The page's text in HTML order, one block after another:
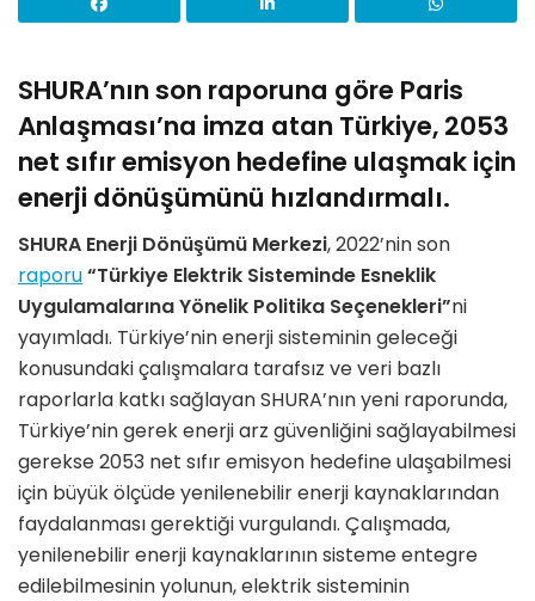
SHURA’nın son raporuna göre Paris
Anlaşması’na imza atan Türkiye, 2053
net sıfır emisyon hedefine ulaşmak için
enerji dönüşümünü hızlandırmalı.
SHURA Enerji Dönüşümü Merkezi, 2022’nin son
raporu“Türkiye Elektrik Sisteminde Esneklik
Uygulamalarına Yönelik Politika Seçenekleri”ni
yayımladı. Türkiye’nin enerji sisteminin geleceği
konusundaki çalışmalara tarafsız ve veri bazlı
raporlarla katkı sağlayan SHURA’nın yeni raporunda,
Türkiye’nin gerek enerji arz güvenliğini sağlayabilmesi
gerekse 2053 net sıfır emisyon hedefine ulaşabilmesi
için büyük ölçüde yenilenebilir enerji kaynaklarından
faydalanması gerektiği vurgulandı. Çalışmada,
yenilenebilir enerji kaynaklarının sisteme entegre
edilebilmesinin yolunun, elektrik sisteminin